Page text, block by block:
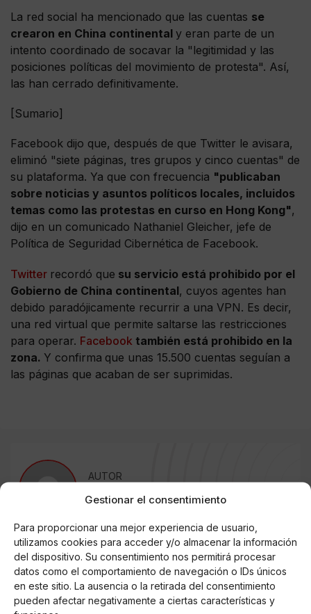
Gestionar el consentimiento
Para proporcionar una mejor experiencia de usuario,
utilizamos cookies para acceder y/o almacenar la información
del dispositivo. Su consentimiento nos permitirá procesar
datos como el comportamiento de navegación o IDs únicos
en este sitio. La ausencia o la retirada del consentimiento
pueden afectar negativamente a ciertas características y
La red social ha mencionado que las cuentas se
crearon en China continental y eran parte de un
intento coordinado de socavar la "legitimidad y las
posiciones políticas del movimiento de protesta". Así,
las han cerrado definitivamente.
[Sumario]
Facebook dijo que, después de que Twitter le avisara,
eliminó "siete páginas, tres grupos y cinco cuentas" de
su plataforma. Ya que con frecuencia "publicaban
sobre noticias y asuntos políticos locales, incluidos
temas como las protestas en curso en Hong Kong",
dijo en un comunicado Nathaniel Gleicher, jefe de
Política de Seguridad Cibernética de Facebook.
Twitter recordó que su servicio está prohibido por el
Gobierno de China continental, cuyos agentes han
debido paradójicamente recurrir a una VPN. Es decir,
una red virtual que permite saltarse las restricciones
para operar. Facebook también está prohibido en la
zona. Y confirma que unas 15.500 cuentas seguían a
las páginas que acaban de ser suprimidas.
AUTOR
Miguel Doncel
Noticias relacionadas
Online Casino
Mejores Cripto Casinos Online en
Colombia 2025: Bitcoin Casinos